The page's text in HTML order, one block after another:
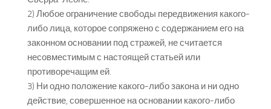
2) Любое ограничение свободы передвижения какого-
либо лица, которое сопряжено с содержанием его на
законном основании под стражей, не считается
несовместимым с настоящей статьей или
противоречащим ей.
3) Ни одно положение какого-либо закона и ни одно
действие, совершенное на основании какого-либо